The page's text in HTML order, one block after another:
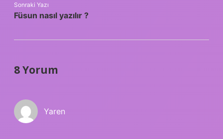
Sonraki Yazı
Füsun nasıl yazılır ?
8 Yorum
Yaren